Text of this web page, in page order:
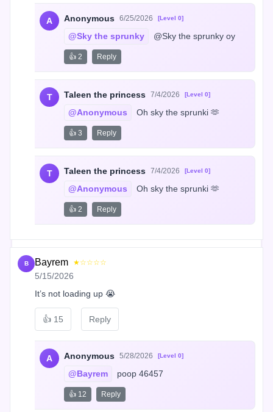
A Anonymous 6/25/2026 [Level 0]
@Sky the sprunky @Sky the sprunky oy
👍 2 Reply
T Taleen the princess 7/4/2026 [Level 0]
@Anonymous Oh sky the sprunki 🫶
👍 3 Reply
T Taleen the princess 7/4/2026 [Level 0]
@Anonymous Oh sky the sprunki 🫶
👍 2 Reply
B Bayrem ★☆☆☆☆
5/15/2026
It’s not loading up 😭
👍 15 Reply
A Anonymous 5/28/2026 [Level 0]
@Bayrem poop 46457
👍 12 Reply